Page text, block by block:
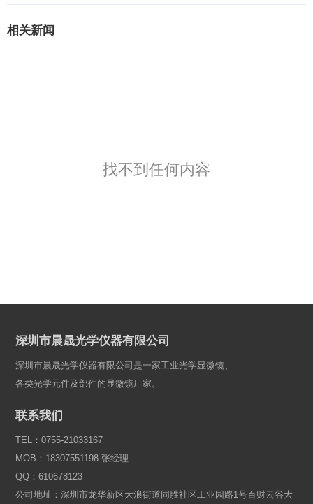
相关新闻
找不到任何内容
深圳市晨晟光学仪器有限公司
深圳市晨晟光学仪器有限公司是一家工业光学显微镜、
各类光学元件及部件的显微镜厂家。
联系我们
TEL：0755-21033167
MOB：18307551198-张经理
QQ：610678123
公司地址：深圳市龙华新区大浪街道同胜社区工业园路1号百财云谷大